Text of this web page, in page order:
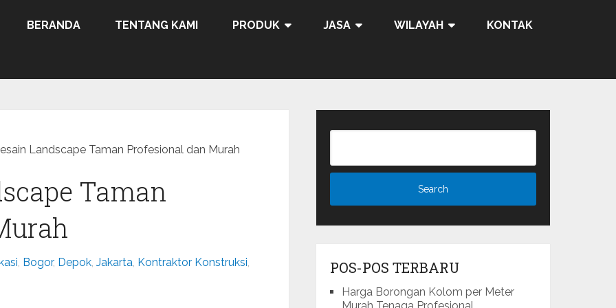
BERANDA TENTANG KAMI PRODUK JASA WILAYAH KONTAK
Landscape Taman Profesional dan Murah
Taman
, Bogor, Depok, Jakarta, Kontraktor Konstruksi,
POS-POS TERBARU
Harga Borongan Kolom per Meter